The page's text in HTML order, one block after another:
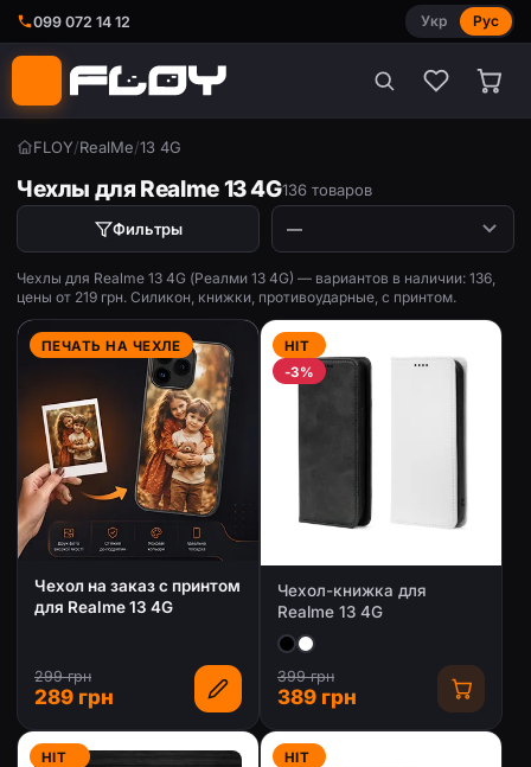
099 072 14 12 Укр Рус
FLOY/RealMe/13 4G
Чехлы для Realme 13 4G136 товаров
Фильтры
Чехлы для Realme 13 4G (Реалми 13 4G) — вариантов в наличии: 136,
цены от 219 грн. Силикон, книжки, противоударные, с принтом.
ПЕЧАТЬ НА ЧЕХЛЕ
Чехол на заказ с принтом
для Realme 13 4G
299 грн
289 грн
HIT
-3%
Чехол-книжка для
Realme 13 4G
399 грн
389 грн
HIT
HIT